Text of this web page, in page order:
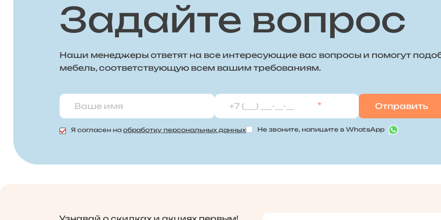
Задайте вопрос
Наши менеджеры ответят на все интересующие вас вопросы и помогут
мебель, соответствующую всем вашим требованиям.
*
Я согласен на обработку персональных данных Не звоните, напишите в WhatsApp